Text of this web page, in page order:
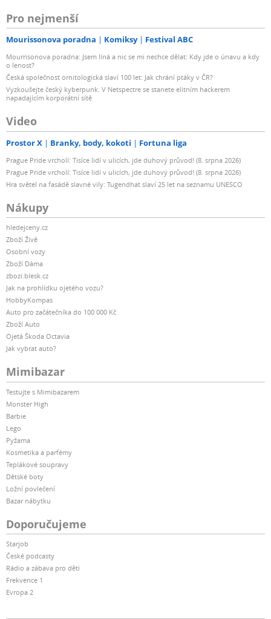
Pro nejmenší
Mourissonova poradna Komiksy Festival ABC
Mourrisonova poradna: Jsem líná a nic se mi nechce dělat: Kdy jde o únavu a kdy
o lenost?
Česká společnost ornitologická slaví 100 let: Jak chrání ptáky v ČR?
Vyzkoušejte český kyberpunk. V Netspectre se stanete elitním hackerem
napadajícím korporátní sítě
Video
Prostor X Branky, body, kokoti Fortuna liga
Prague Pride vrcholí: Tisíce lidí v ulicích, jde duhový průvod! (8. srpna 2026)
Prague Pride vrcholí: Tisíce lidí v ulicích, jde duhový průvod! (8. srpna 2026)
Hra světel na fasádě slavné vily: Tugendhat slaví 25 let na seznamu UNESCO
Nákupy
hledejceny.cz
Zboží Živě
Osobní vozy
Zboží Dáma
zbozi.blesk.cz
Jak na prohlídku ojetého vozu?
HobbyKompas
Auto pro začátečníka do 100 000 Kč
Zboží Auto
Ojetá Škoda Octavia
Jak vybrat auto?
Mimibazar
Testujte s Mimibazarem
Monster High
Barbie
Lego
Pyžama
Kosmetika a parfémy
Teplákové soupravy
Dětské boty
Ložní povlečení
Bazar nábytku
Doporučujeme
Starjob
České podcasty
Rádio a zábava pro děti
Frekvence 1
Evropa 2